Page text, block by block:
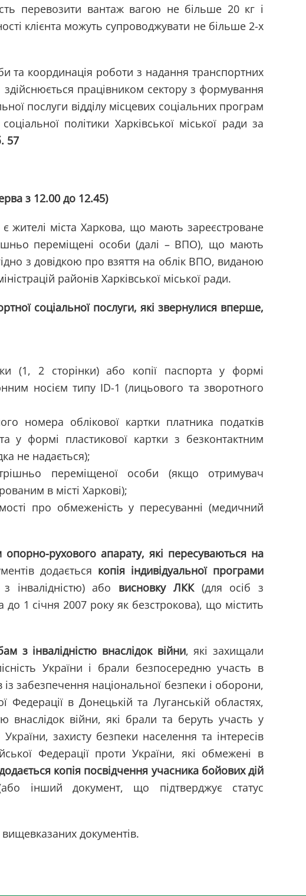
перевозити вантаж вагою не більше 20 кг і
клієнта можуть супроводжувати не більше 2-х
та координація роботи з надання транспортних
працівником сектору з формування
послуги відділу місцевих соціальних програм
політики Харківської міської ради за
57
з 12.00 до 12.45)
жителі міста Харкова, що мають зареєстроване
переміщені особи (далі – ВПО), що мають
з довідкою про взяття на облік ВПО, виданою
районів Харківської міської ради.
соціальної послуги, які звернулися вперше,
(1, 2 сторінки) або копії паспорта у формі
носієм типу ID-1 (лицьового та зворотного
номера облікової картки платника податків
у формі пластикової картки з безконтактним
не надається);
переміщеної особи (якщо отримувач
в місті Харкові);
про обмеженість у пересуванні (медичний
рухового апарату, які пересуваються на
додається копія індивідуальної програми
інвалідністю) або висновку ЛКК (для осіб з
до 1 січня 2007 року як безстрокова), що містить
з інвалідністю внаслідок війни, які захищали
України і брали безпосередню участь в
із забезпечення національної безпеки і оборони,
Федерації в Донецькій та Луганській областях,
внаслідок війни, які брали та беруть участь у
захисту безпеки населення та інтересів
Федерації проти України, які обмежені в
копія посвідчення учасника бойових дій
інший документ, що підтверджує статус
документів.